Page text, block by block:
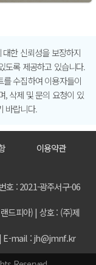
한 신뢰성을 보장하지
도록 제공하고 있습니다.
수집하여 이용자들이
, 삭제 및 문의 요청이 있
바랍니다.
이용약관
호 : 2021-광주서구-06
드피아) | 상호 : (주)제
| E-mail : jh@jmnf.kr